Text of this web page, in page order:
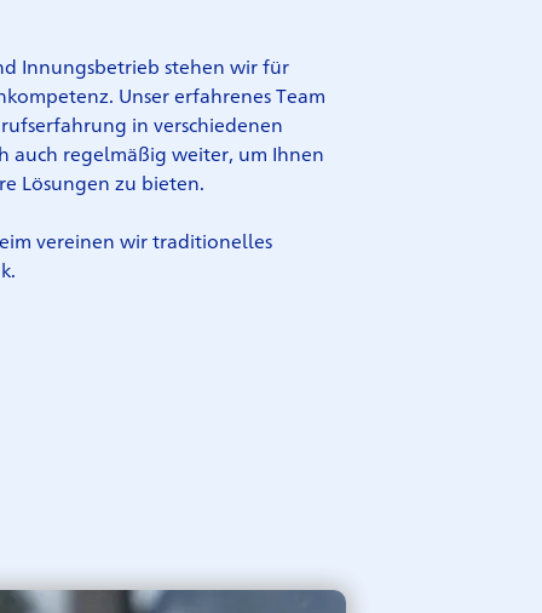
Innungsbetrieb stehen wir für
Unser erfahrenes Team
in verschiedenen
auch regelmäßig weiter, um Ihnen
Lösungen zu bieten.
vereinen wir traditionelles